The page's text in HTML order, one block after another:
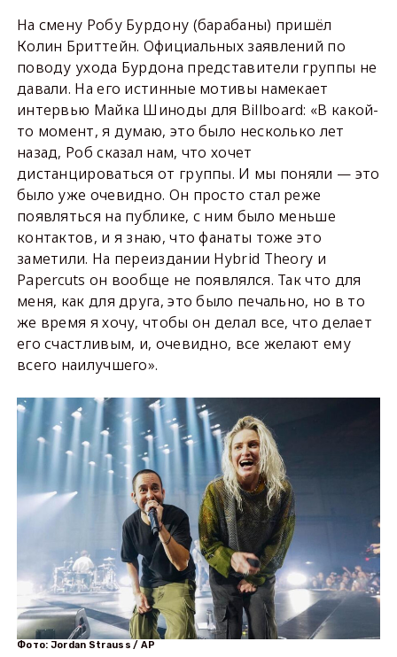
На смену Робу Бурдону (барабаны) пришёл
Колин Бриттейн. Официальных заявлений по
поводу ухода Бурдона представители группы не
давали. На его истинные мотивы намекает
интервью Майка Шиноды для Billboard: «В какой-
то момент, я думаю, это было несколько лет
назад, Роб сказал нам, что хочет
дистанцироваться от группы. И мы поняли — это
было уже очевидно. Он просто стал реже
появляться на публике, с ним было меньше
контактов, и я знаю, что фанаты тоже это
заметили. На переиздании Hybrid Theory и
Papercuts он вообще не появлялся. Так что для
меня, как для друга, это было печально, но в то
же время я хочу, чтобы он делал все, что делает
его счастливым, и, очевидно, все желают ему
всего наилучшего».
Фото: Jordan Strauss / AP